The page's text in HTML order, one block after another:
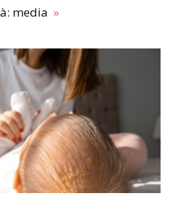
media »